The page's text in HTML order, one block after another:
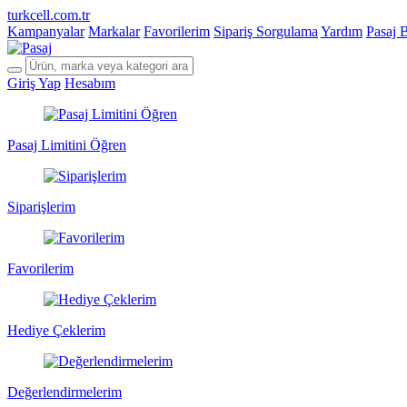
turkcell.com.tr
Kampanyalar Markalar Favorilerim Sipariş Sorgulama Yardım Pasaj
Giriş Yap Hesabım
Pasaj Limitini Öğren
Siparişlerim
Favorilerim
Hediye Çeklerim
Değerlendirmelerim